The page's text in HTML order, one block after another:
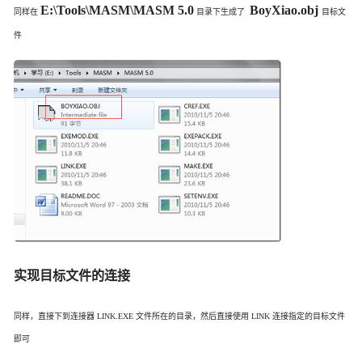
同样在 E:\Tools\MASM\MASM 5.0 目录下生成了 BoyXiao.obj 目标文
件
实现目标文件的连接
同样，直接下到连接器 LINK.EXE 文件所在的目录，然后直接使用 LINK 连接指定的目标文件
即可